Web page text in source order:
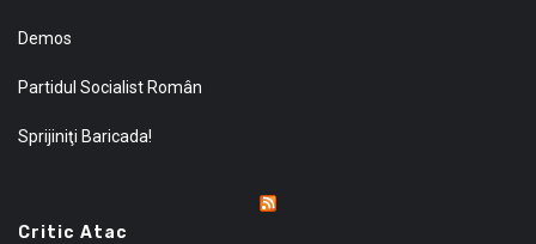
Demos
Partidul Socialist Român
Sprijiniţi Baricada!
Critic Atac